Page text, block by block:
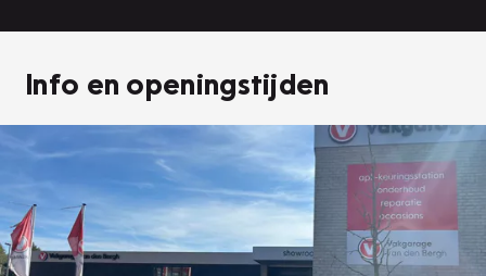
Info en openingstijden